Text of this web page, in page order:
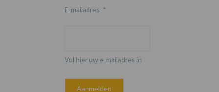
E-mailadres *
Vul hier uw e-mailadres in